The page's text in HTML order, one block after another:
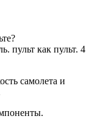
пульт как пульт. 4
самолета и